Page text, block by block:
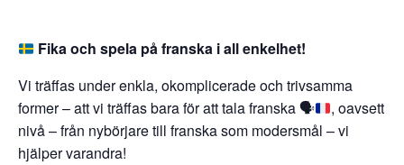
Fika och spela på franska i all enkelhet!
Vi träffas under enkla, okomplicerade och trivsamma
former – att vi träffas bara för att tala franska🗣️
, oavsett
nivå – från nybörjare till franska som modersmål – vi
hjälper varandra!